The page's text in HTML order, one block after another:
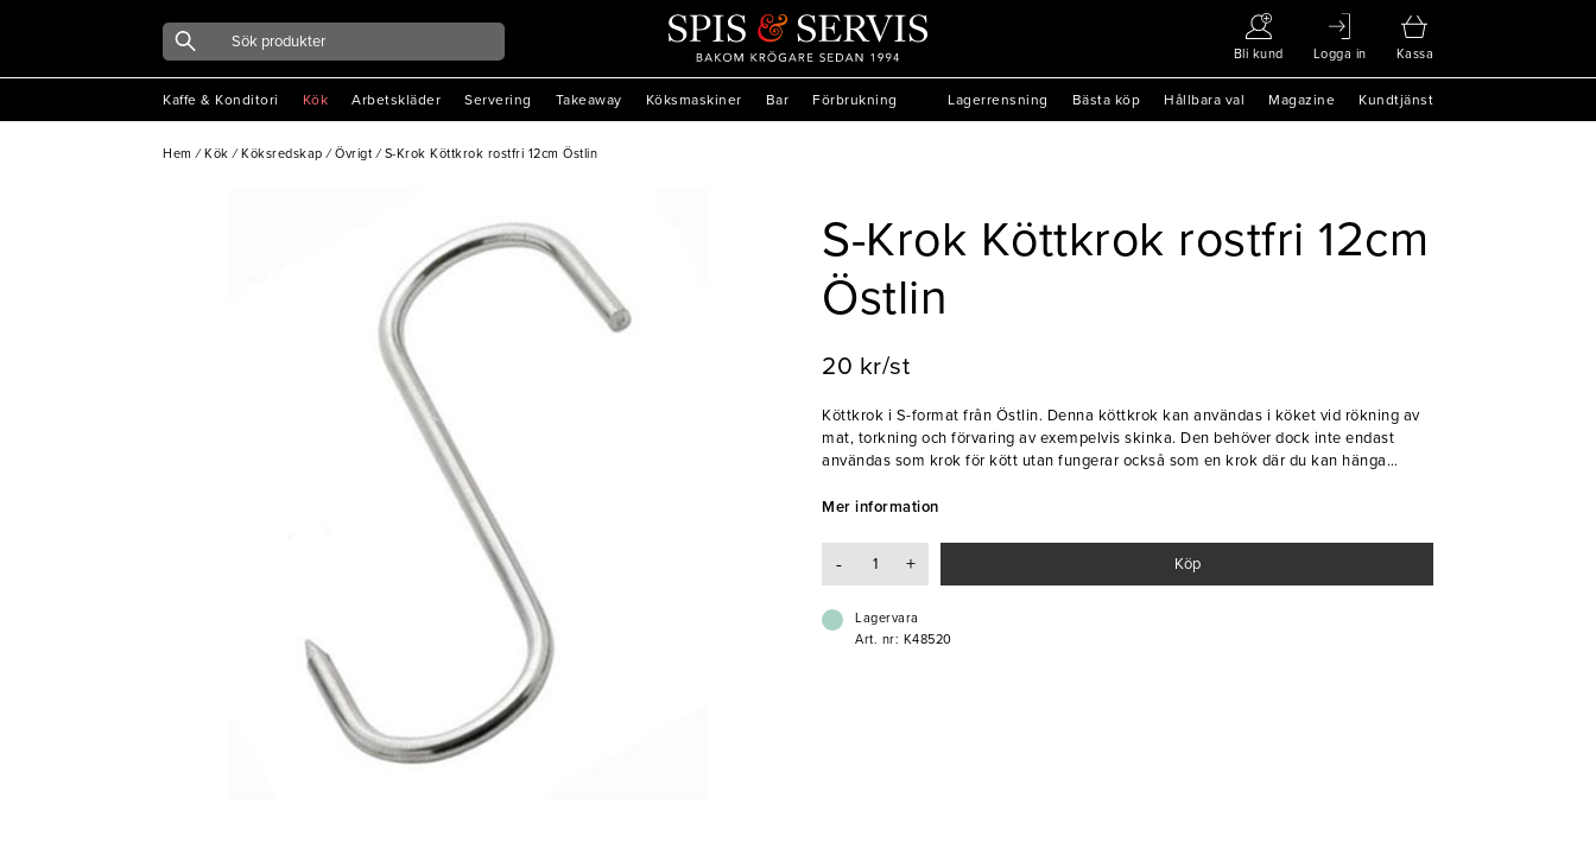
Bli kund Logga in Kassa
Kaffe & Konditori Kök Arbetskläder Servering Takeaway Köksmaskiner Bar Förbrukning Lagerrensning Bästa köp Hållbara val Magazine Kundtjänst
Hem / Kök / Köksredskap / Övrigt / S-Krok Köttkrok rostfri 12cm Östlin
S-Krok Köttkrok rostfri 12cm
Östlin
20 kr/st
Köttkrok i S-format från Östlin. Denna köttkrok kan användas i köket vid rökning av
mat, torkning och förvaring av exempelvis skinka. Den behöver dock inte endast
användas som krok för kött utan fungerar också som en krok där du kan hänga
- 12 cm 5mm
Mer information
- + Köp
Lagervara
Art. nr: K48520